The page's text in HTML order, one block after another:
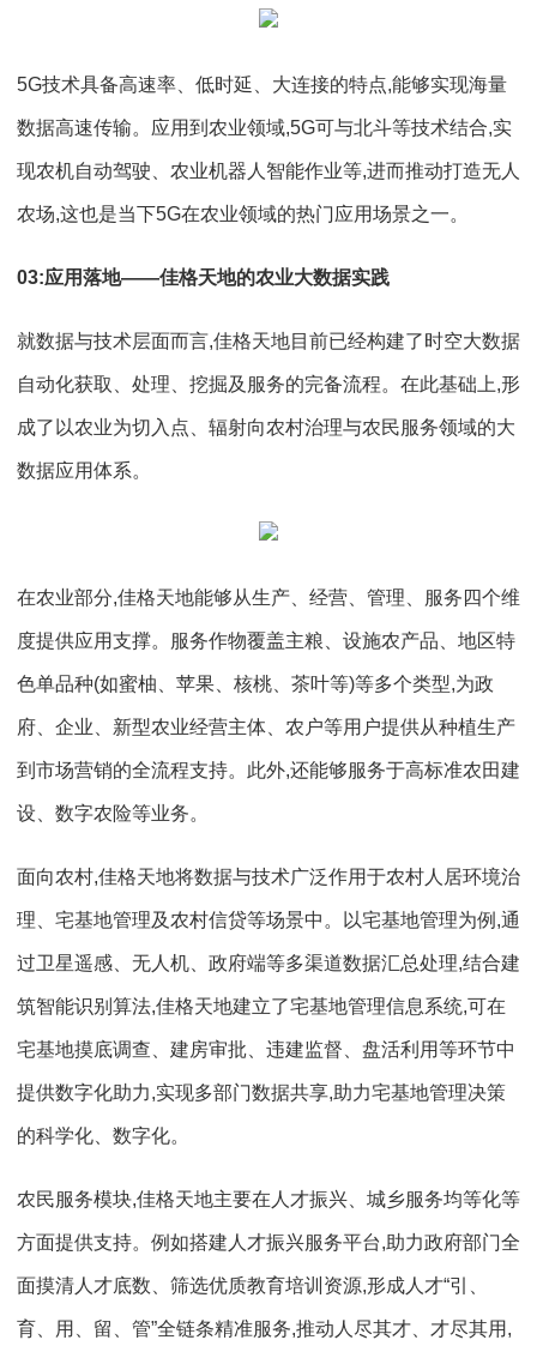
5G技术具备高速率、低时延、大连接的特点,能够实现海量
数据高速传输。应用到农业领域,5G可与北斗等技术结合,实
现农机自动驾驶、农业机器人智能作业等,进而推动打造无人
农场,这也是当下5G在农业领域的热门应用场景之一。
03:应用落地——佳格天地的农业大数据实践
就数据与技术层面而言,佳格天地目前已经构建了时空大数据
自动化获取、处理、挖掘及服务的完备流程。在此基础上,形
成了以农业为切入点、辐射向农村治理与农民服务领域的大
数据应用体系。
在农业部分,佳格天地能够从生产、经营、管理、服务四个维
度提供应用支撑。服务作物覆盖主粮、设施农产品、地区特
色单品种(如蜜柚、苹果、核桃、茶叶等)等多个类型,为政
府、企业、新型农业经营主体、农户等用户提供从种植生产
到市场营销的全流程支持。此外,还能够服务于高标准农田建
设、数字农险等业务。
面向农村,佳格天地将数据与技术广泛作用于农村人居环境治
理、宅基地管理及农村信贷等场景中。以宅基地管理为例,通
过卫星遥感、无人机、政府端等多渠道数据汇总处理,结合建
筑智能识别算法,佳格天地建立了宅基地管理信息系统,可在
宅基地摸底调查、建房审批、违建监督、盘活利用等环节中
提供数字化助力,实现多部门数据共享,助力宅基地管理决策
的科学化、数字化。
农民服务模块,佳格天地主要在人才振兴、城乡服务均等化等
方面提供支持。例如搭建人才振兴服务平台,助力政府部门全
面摸清人才底数、筛选优质教育培训资源,形成人才“引、
育、用、留、管”全链条精准服务,推动人尽其才、才尽其用,